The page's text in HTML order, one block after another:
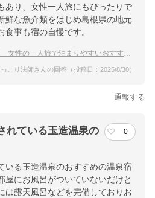
あり、女性一人旅にもぴったりで
鮮な魚介類をはじめ島根県の地元
事も宿の自慢です。
性の一人旅で泊まりやすいおすすめの温泉宿
こり法師さんの回答（投稿日：2025/8/30）
通報する
れている玉造温泉の
0
いる玉造温泉のおすすめの温泉宿
屋にお風呂がついていないだけと
は露天風呂などを完備しておりお